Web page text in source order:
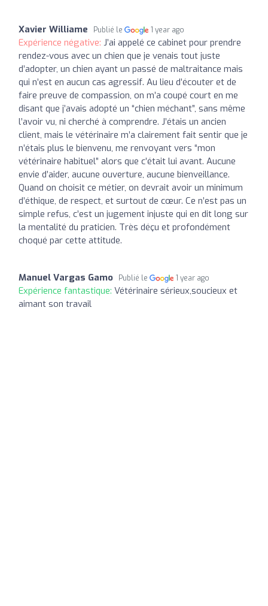
Xavier Williame Publié le 1 year ago
Expérience négative: J’ai appelé ce cabinet pour prendre
rendez-vous avec un chien que je venais tout juste
d’adopter, un chien ayant un passé de maltraitance mais
qui n’est en aucun cas agressif. Au lieu d’écouter et de
faire preuve de compassion, on m’a coupé court en me
disant que j’avais adopté un “chien méchant”, sans même
l’avoir vu, ni cherché à comprendre. J’étais un ancien
client, mais le vétérinaire m’a clairement fait sentir que je
n’étais plus le bienvenu, me renvoyant vers “mon
vétérinaire habituel” alors que c’était lui avant. Aucune
envie d’aider, aucune ouverture, aucune bienveillance.
Quand on choisit ce métier, on devrait avoir un minimum
d’éthique, de respect, et surtout de cœur. Ce n’est pas un
simple refus, c’est un jugement injuste qui en dit long sur
la mentalité du praticien. Très déçu et profondément
choqué par cette attitude.
Manuel Vargas Gamo Publié le 1 year ago
Expérience fantastique: Vétérinaire sérieux,soucieux et
aimant son travail